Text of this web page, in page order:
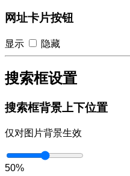
网址卡片按钮
显示 隐藏
搜索框设置
搜索框背景上下位置
仅对图片背景生效
50%